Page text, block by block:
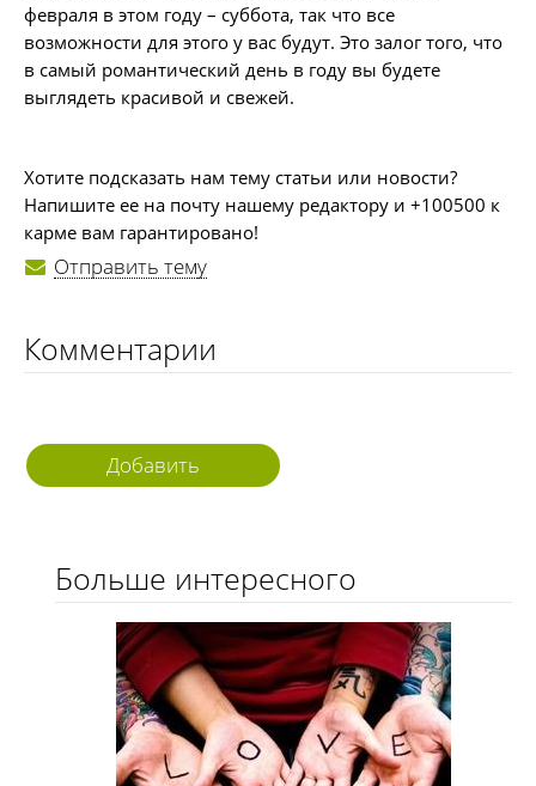
февраля в этом году – суббота, так что все
возможности для этого у вас будут. Это залог того, что
в самый романтический день в году вы будете
выглядеть красивой и свежей.
Хотите подсказать нам тему статьи или новости?
Напишите ее на почту нашему редактору и +100500 к
карме вам гарантировано!
Отправить тему
Комментарии
Добавить
Больше интересного